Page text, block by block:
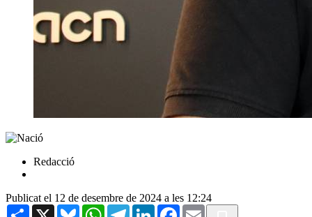
Redacció
Publicat el 12 de desembre de 2024 a les 12:24
Share X BlueskyWhatsAppTelegramLinkedInFacebook
Email